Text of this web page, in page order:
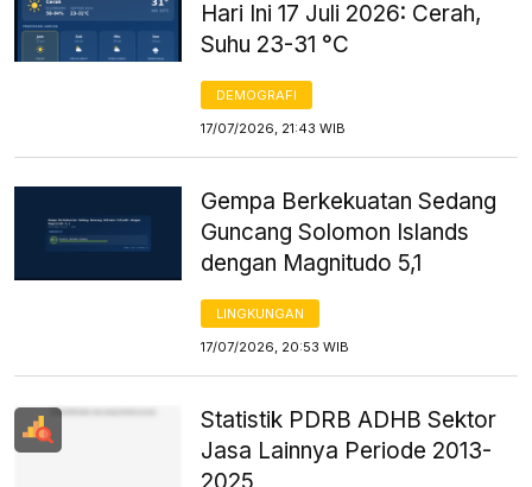
Hari Ini 17 Juli 2026: Cerah,
Suhu 23-31 °C
DEMOGRAFI
17/07/2026, 21:43 WIB
Gempa Berkekuatan Sedang
Guncang Solomon Islands
dengan Magnitudo 5,1
LINGKUNGAN
17/07/2026, 20:53 WIB
Statistik PDRB ADHB Sektor
Jasa Lainnya Periode 2013-